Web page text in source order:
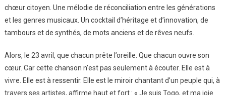
chœur citoyen. Une mélodie de réconciliation entre les générations
et les genres musicaux. Un cocktail d’héritage et d’innovation, de
tambours et de synthés, de mots anciens et de rêves neufs.
Alors, le 23 avril, que chacun prête l’oreille. Que chacun ouvre son
cœur. Car cette chanson n’est pas seulement à écouter. Elle est à
vivre. Elle est à ressentir. Elle est le miroir chantant d’un peuple qui, à
travers ses artistes, affirme haut et fort : « Je suis Togo, et ma joie